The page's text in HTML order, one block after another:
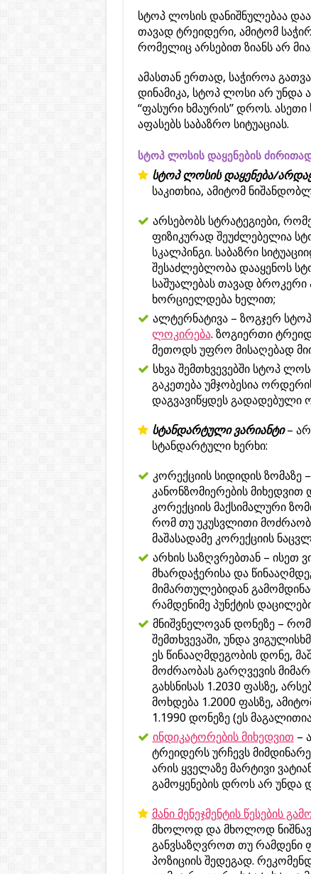
სტოპ ლოსის დანიშნულებაა
თავად ტრეიდერი, ამიტომ
რომელიც არსებით ზიანს არ
ამასთან ერთად, საჭიროა
დინამიკა, სტოპ ლოსი არ უნდა
“ფასური ხმაურის” დროს.
აფასებს საბაზრო სიტუაციას.
სტოპ ლოსის დაყენების
სტოპ ლოსის დაყენება/
საკითხია, ამიტომ
არსებობს სტრატეგიები,
ფიზიკურად შეუძლებელია
სკალპინგი. საბაზრი
შესაძლებლობა დააყენოს
საშუალებას თავად ბროკერი
ხორციელდება ხელით;
ალტერნატივა – ზოგჯერ
ლოკირება. ზოგიერთი
მეთოდს უფრო მისაღებად
სხვა შემთხვევებში სტოპ
გაკეთება უმჯობესია
დაგვავიწყდეს გადადებული
სტანდარტული ვარიანტი–
სტანდარტული ხერხი:
კორექციის სიდიდის
კანონზომიერების
კორექციის მაქსიმალური
რომ თუ უკუსვლითი
მაშასადამე კორექციის
არხის საზღვრებთან – ისეთ
მხარდაჭერისა და
მიმართულებიდან
რამდენიმე პუნქტის
მნიშვნელოვან დონეზე –
შემთხვევაში, უნდა
ეს წინააღმდეგობის დონე,
მოძრაობას გარღვევის
გახსნისას 1.2030 ფასზე,
მოხდება 1.2000 ფასზე,
1.1990 დონეზე (ეს
ინდიკატორების მიხედვით –
ტრეიდერს ურჩევს
არის ყველაზე მარტივი
გამოყენების დროს არ უნდა
მანი მენეჯმენტის წესების
მხოლოდ და მხოლოდ
განვსაზღვროთ თუ რამდენი
პოზიციის შედეგად.